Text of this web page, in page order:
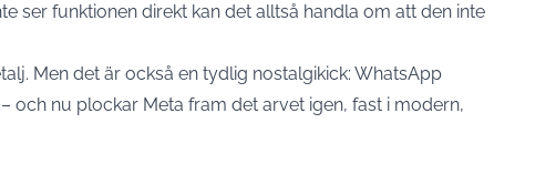
ser funktionen direkt kan det alltså handla om att den inte
Men det är också en tydlig nostalgikick: WhatsApp
och nu plockar Meta fram det arvet igen, fast i modern,